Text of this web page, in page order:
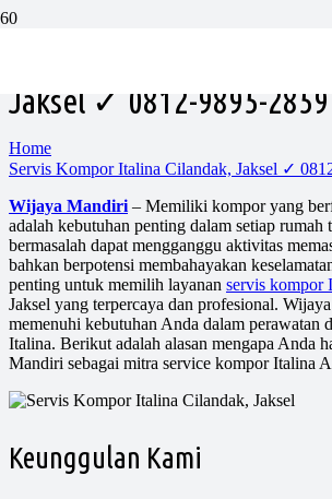
Jaksel ✓ 0812-9895-2859
Home
Servis Kompor Italina Cilandak, Jaksel ✓
Wijaya Mandiri – Memiliki kompor yang
adalah kebutuhan penting dalam setiap
bermasalah dapat mengganggu aktivitas
bahkan berpotensi membahayakan
penting untuk memilih layanan servis kompor
Jaksel yang terpercaya dan profesional.
memenuhi kebutuhan Anda dalam perawatan
Italina. Berikut adalah alasan mengapa Anda
Mandiri sebagai mitra service kompor Italina
Keunggulan Kami